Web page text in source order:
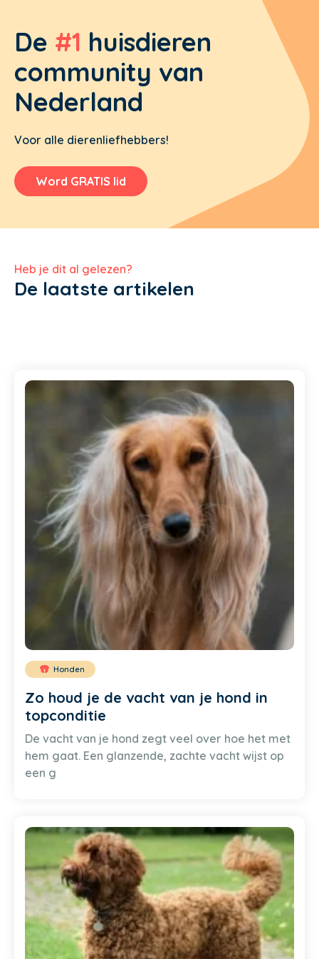
De #1 huisdieren
community van
Nederland
Voor alle dierenliefhebbers!
Word GRATIS lid
Heb je dit al gelezen?
De laatste artikelen
Honden
Zo houd je de vacht van je hond in
topconditie
De vacht van je hond zegt veel over hoe het met
hem gaat. Een glanzende, zachte vacht wijst op
een g